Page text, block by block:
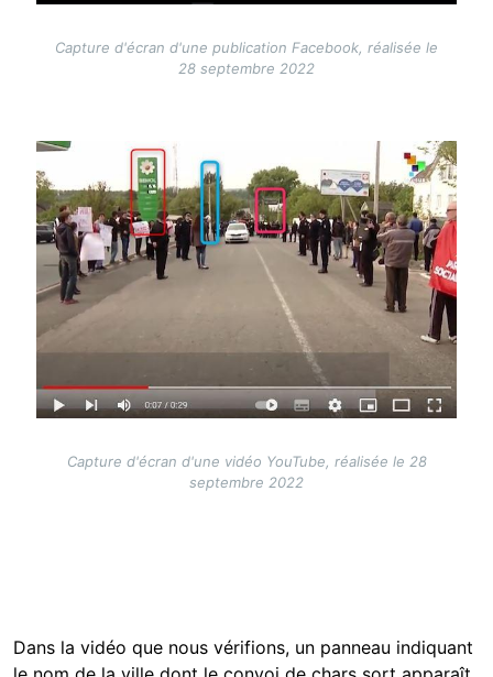
Capture d'écran d'une publication Facebook, réalisée le
28 septembre 2022
Image
Capture d'écran d'une vidéo YouTube, réalisée le 28
septembre 2022
Dans la vidéo que nous vérifions, un panneau indiquant